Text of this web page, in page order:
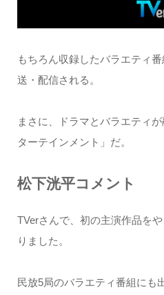
もちろん収録したバラエティ
送・配信される。
まさに、ドラマとバラエティ
ターテインメント」だ。
松下洸平コメント
TVerさんで、初の主演作品を
りました。
民放5局のバラエティ番組にも